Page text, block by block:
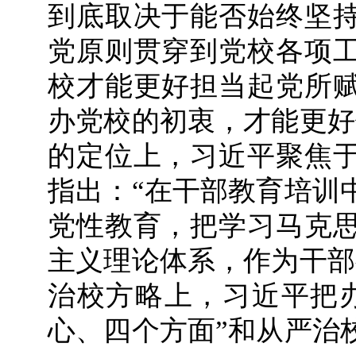
到底取决于能否始终坚
党原则贯穿到党校各项
校才能更好担当起党所
办党校的初衷，才能更
的定位上，习近平聚焦
指出：“在干部教育培训
党性教育，把学习马克
主义理论体系，作为干
治校方略上，习近平把
心、四个方面”和从严治